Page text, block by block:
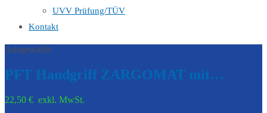
UVV Prüfung/TÜV
Kontakt
Ausgewählt:
PFT Handgriff ZARGOMAT mit…
22,50 € exkl. MwSt.